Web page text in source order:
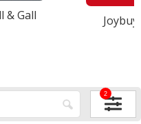
& Gall Joybuy
2